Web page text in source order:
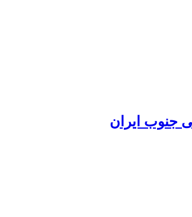
جنوب ایران